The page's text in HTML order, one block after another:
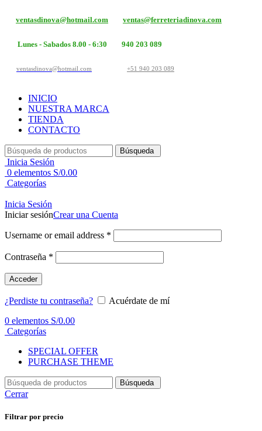
ventasdinova@hotmail.com ventas@ferreteriadinova.com
Lunes - Sabados 8.00 - 6:30 940 203 089
ventasdinova@hotmail.com +51 940 203 089
INICIO
NUESTRA MARCA
TIENDA
CONTACTO
Búsqueda
Inicia Sesión
0 elementos S/0.00
Categorías
Inicia Sesión
Iniciar sesiónCrear una Cuenta
Username or email address *
Contraseña *
Acceder
¿Perdiste tu contraseña?
Acuérdate de mí
0 elementos S/0.00
Categorías
SPECIAL OFFER
PURCHASE THEME
Búsqueda
Cerrar
Filtrar por precio